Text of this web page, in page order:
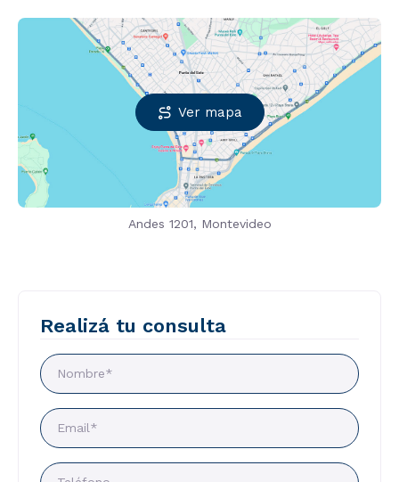
Ver mapa
Andes 1201, Montevideo
Realizá tu consulta